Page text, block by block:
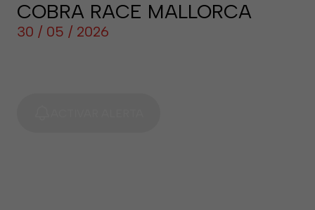
COBRA RACE MALLORCA
30 / 05 / 2026